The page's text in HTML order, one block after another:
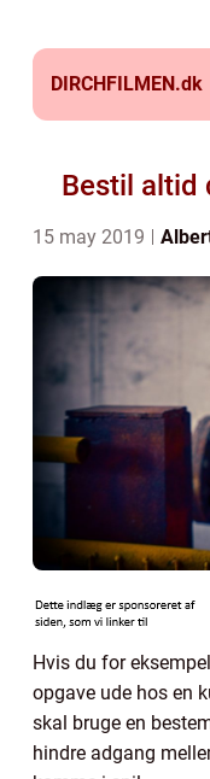
DIRCHFILMEN.dk
Bestil altid
15 may 2019
Hvis du for
opgave ude hos en
skal bruge en
hindre adgang